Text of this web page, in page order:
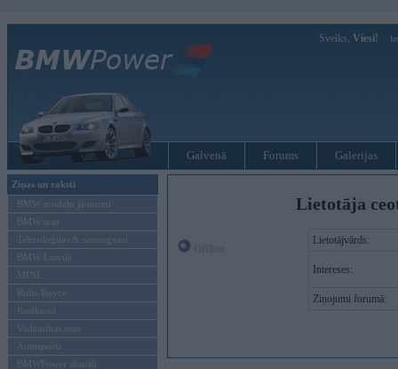
Sveiks, Viesi!
Galvenā Forums Galerijas
Ziņas un raksti
BMW modeļu jaunumi
BMW testi
Tehnoloģijas & sasniegumi
BMW Latvijā
MINI
Rolls-Royce
Pasākumi
Vadāmības tests
Autosports
BMWPower aktuāli
Lietotāja
Lietotājvārds:
Intereses:
Ziņojumi forumā: